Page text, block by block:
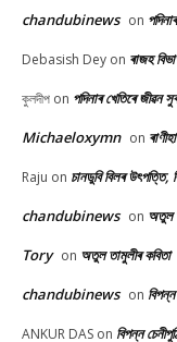
chandubinews on
Debasish Dey on ৰাজহ
কুলদীপ on পদিনাৰ খেতিৰে
Michaeloxymn on
Raju on চানডুবি বিলৰ
chandubinews on অতুল
Tory on অতুল তামুলীৰ কবিতা
chandubinews on
ANKUR DAS on বিপন্ন